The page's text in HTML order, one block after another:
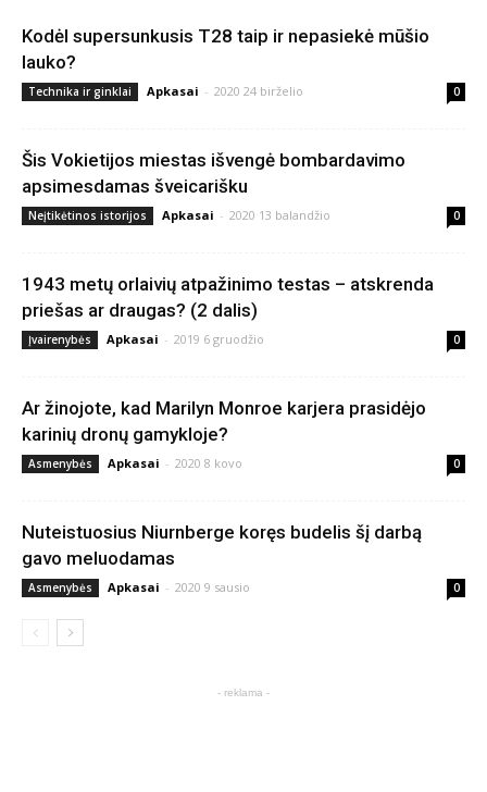
Kodėl supersunkusis T28 taip ir nepasiekė mūšio
lauko?
Technika ir ginklai Apkasai - 2020 24 birželio 0
Šis Vokietijos miestas išvengė bombardavimo
apsimesdamas šveicarišku
Neįtikėtinos istorijos Apkasai - 2020 13 balandžio 0
1943 metų orlaivių atpažinimo testas – atskrenda
priešas ar draugas? (2 dalis)
Įvairenybės Apkasai - 2019 6 gruodžio 0
Ar žinojote, kad Marilyn Monroe karjera prasidėjo
karinių dronų gamykloje?
Asmenybės Apkasai - 2020 8 kovo 0
Nuteistuosius Niurnberge koręs budelis šį darbą
gavo meluodamas
Asmenybės Apkasai - 2020 9 sausio 0
- reklama -